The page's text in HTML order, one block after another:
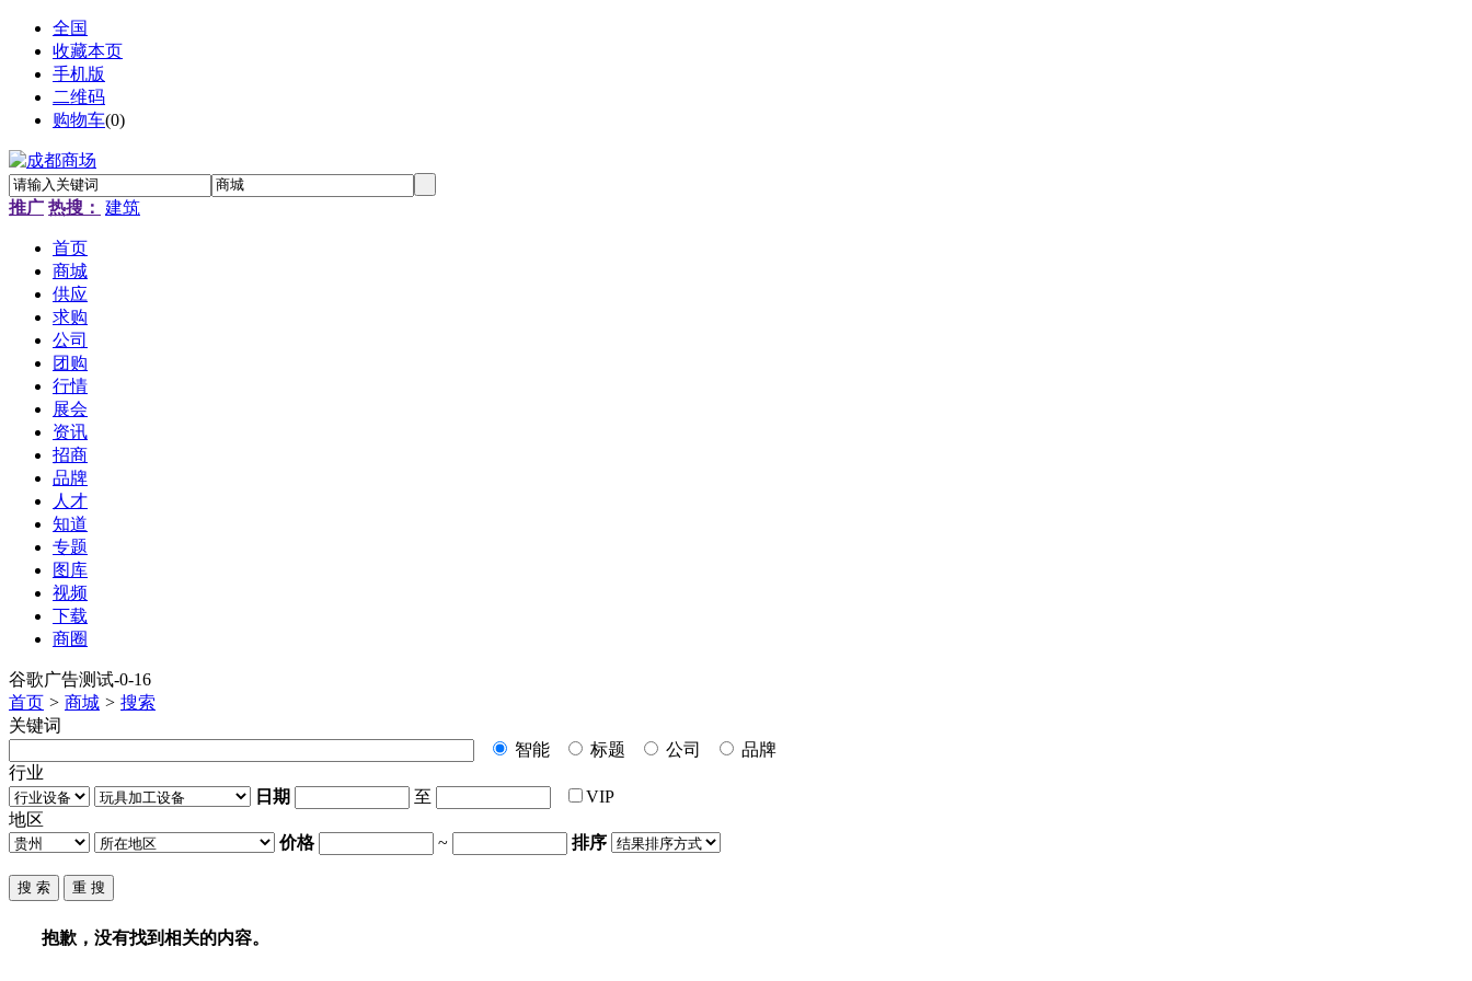
全国
收藏本页
手机版
二维码
购物车(0)
推广 热搜： 建筑
首页
商城
供应
求购
公司
团购
行情
展会
资讯
招商
品牌
人才
知道
专题
图库
视频
下载
商圈
谷歌广告测试-0-16
首页 > 商城 > 搜索
关键词
智能
标题 公司
品牌
行业
日期
至
VIP
地区
价格
~ 排序
抱歉，没有找到相关的内容。